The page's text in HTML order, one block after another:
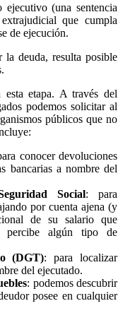
(una sentencia
que cumpla
de ejecución.
la deuda, resulta posible
etapa. A través del
podemos solicitar al
públicos que no
conocer devoluciones
bancarias a nombre del
Social: para
por cuenta ajena (y
de su salario que
percibe algún tipo de
(DGT): para localizar
del ejecutado.
: podemos descubrir
posee en cualquier